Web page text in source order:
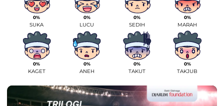
0%
SUKA
0%
LUCU
0%
SEDIH
0%
MARAH
0%
KAGET
0%
ANEH
0%
TAKUT
0%
TAKJUB